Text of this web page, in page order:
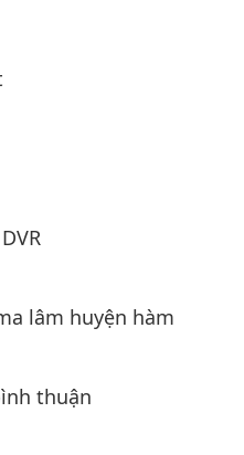
lâm huyện hàm
thuận